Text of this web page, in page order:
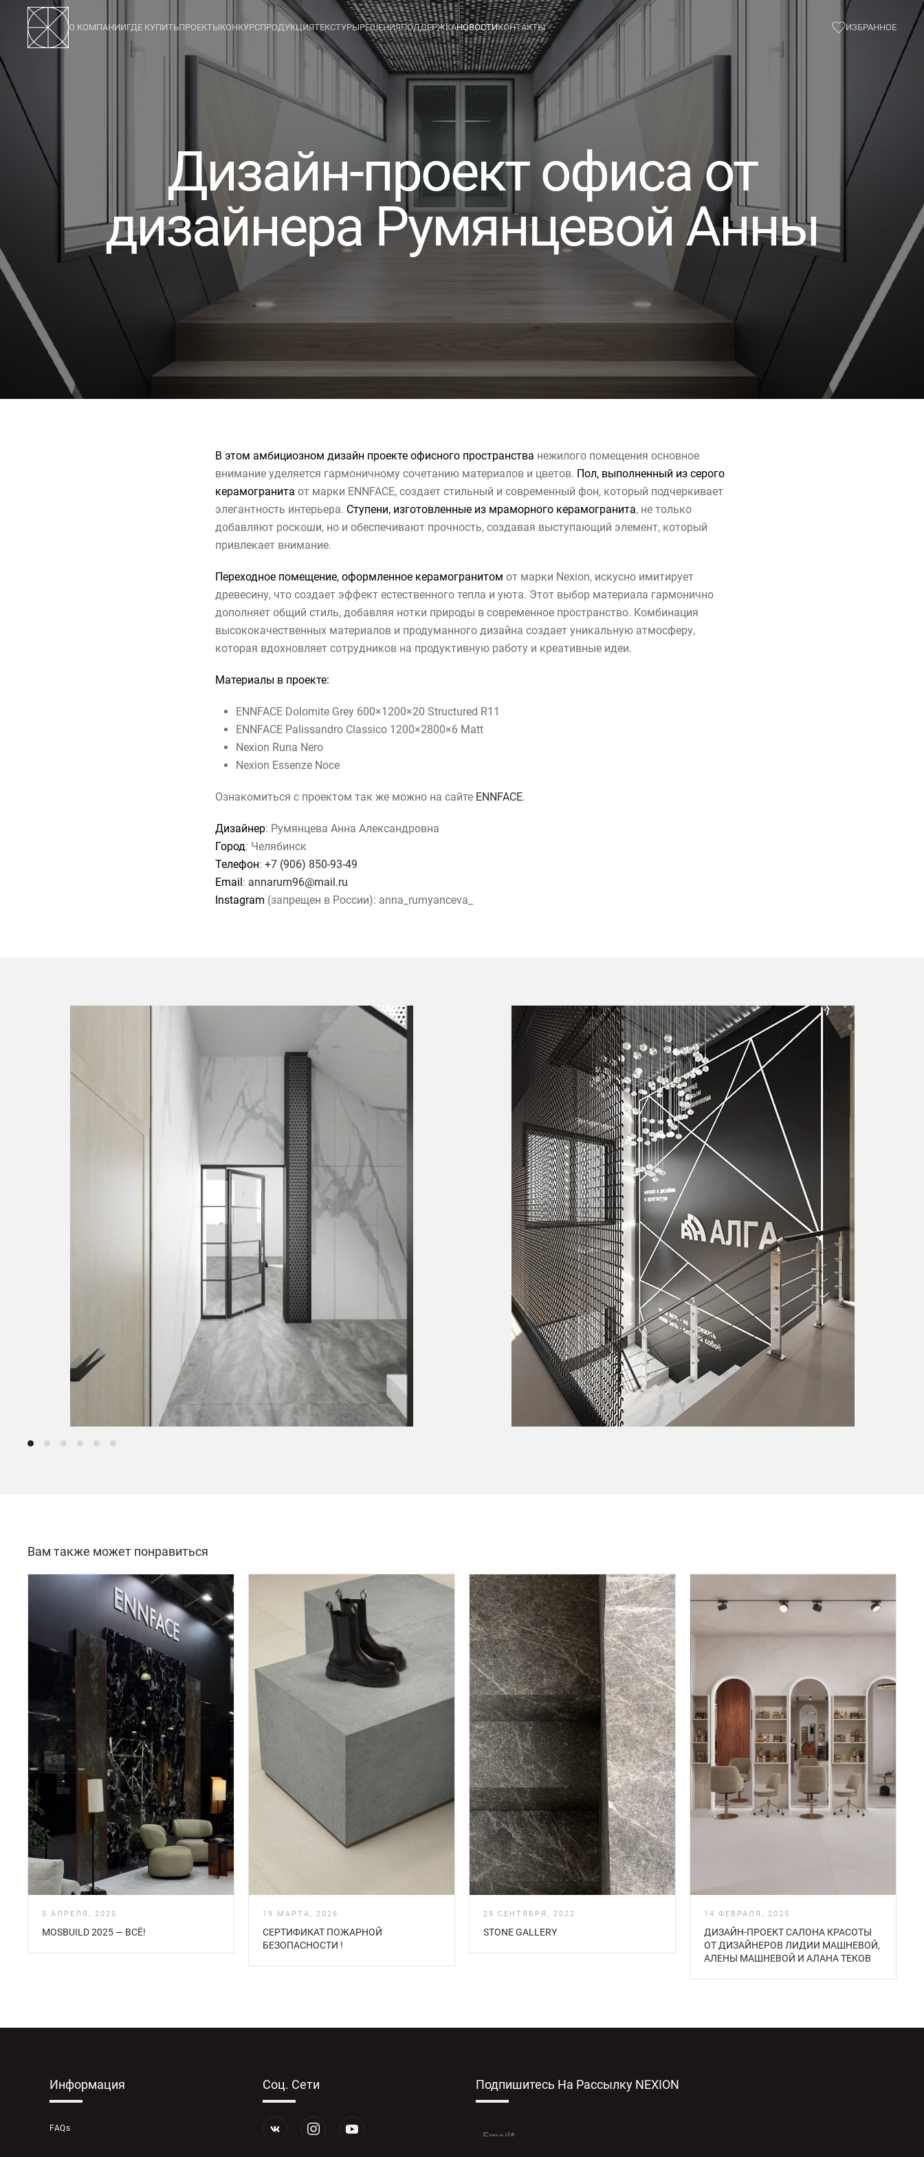
123 О КОМПАНИИГДЕ КУПИТЬПРОЕКТЫКОНКУРСПРОДУКЦИЯТЕКСТУРЫРЕШЕНИЯПОДДЕРЖКАНОВОСТИКОНТАКТЫ ИЗБРАННОЕ
Дизайн-проект офиса от
дизайнера Румянцевой Анны
В этом амбициозном дизайн проекте офисного пространства нежилого помещения основное
внимание уделяется гармоничному сочетанию материалов и цветов. Пол, выполненный из серого
керамогранита от марки ENNFACE, создает стильный и современный фон, который подчеркивает
элегантность интерьера. Ступени, изготовленные из мраморного керамогранита, не только
добавляют роскоши, но и обеспечивают прочность, создавая выступающий элемент, который
привлекает внимание.
Переходное помещение, оформленное керамогранитом от марки Nexion, искусно имитирует
древесину, что создает эффект естественного тепла и уюта. Этот выбор материала гармонично
дополняет общий стиль, добавляя нотки природы в современное пространство. Комбинация
высококачественных материалов и продуманного дизайна создает уникальную атмосферу,
которая вдохновляет сотрудников на продуктивную работу и креативные идеи.
Материалы в проекте:
ENNFACE Dolomite Grey 600×1200×20 Structured R11
ENNFACE Palissandro Classico 1200×2800×6 Matt
Nexion Runa Nero
Nexion Essenze Noce
Ознакомиться с проектом так же можно на сайте ENNFACE.
Дизайнер: Румянцева Анна Александровна
Город: Челябинск
Телефон: +7 (906) 850-93-49
Email: annarum96@mail.ru
Instagram (запрещен в России): anna_rumyanceva_
Вам также может понравиться
5 АПРЕЛЯ, 2025
MOSBUILD 2025 — ВСЁ!
19 МАРТА, 2026
СЕРТИФИКАТ ПОЖАРНОЙ
БЕЗOПАСНОСТИ !
29 СЕНТЯБРЯ, 2022
STONE GALLERY
14 ФЕВРАЛЯ, 2025
ДИЗАЙН-ПРОЕКТ САЛОНА КРАСОТЫ
ОТ ДИЗАЙНЕРОВ ЛИДИИ МАШНЕВОЙ,
АЛЕНЫ МАШНЕВОЙ И АЛАНА ТЕКОВ
Информация
FAQs
Соц. Сети Подпишитесь На Рассылку NEXION